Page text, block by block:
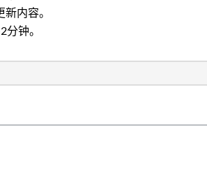
内容。
钟。